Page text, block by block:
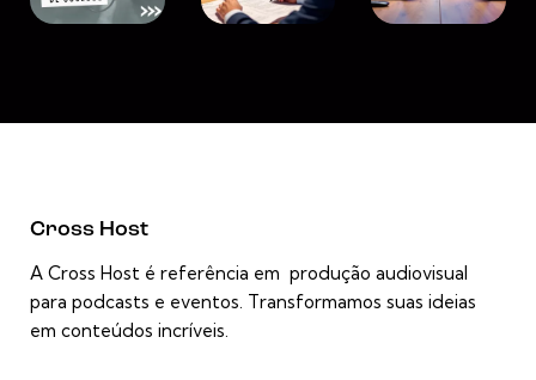
Cross Host
A Cross Host é referência em produção audiovisual
para podcasts e eventos. Transformamos suas ideias
em conteúdos incríveis.